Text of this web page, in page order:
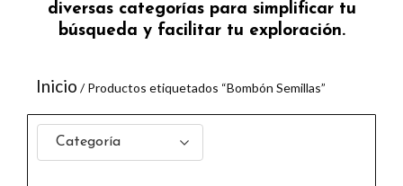
diversas categorías para simplificar tu
búsqueda y facilitar tu exploración.
Inicio / Productos etiquetados “Bombón Semillas”
Categoría